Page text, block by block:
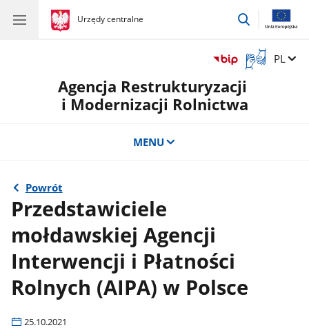
gov.pl
Urzędy centralne
gov.pl
Urzędy
przejdź
Otwórz
okno
z
tłumaczem
Zmień
PL
Agencja Restrukturyzacji
i Modernizacji Rolnictwa
MENU
Powrót
Przedstawiciele
mołdawskiej Agencji
Interwencji i Płatności
Rolnych (AIPA) w Polsce
25.10.2021